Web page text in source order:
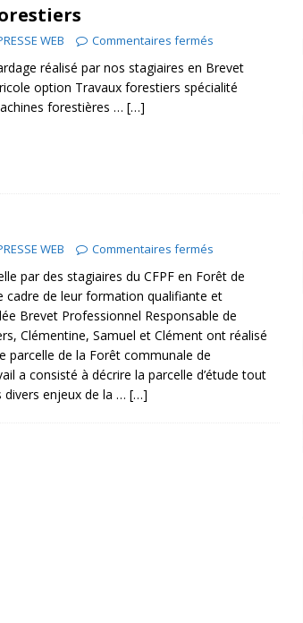
WEB Commentaires fermés
réalisé par nos stagiaires en Brevet
option Travaux forestiers spécialité
forestières … […]
WEB Commentaires fermés
par des stagiaires du CFPF en Forêt de
cadre de leur formation qualifiante et
Brevet Professionnel Responsable de
Clémentine, Samuel et Clément ont réalisé
parcelle de la Forêt communale de
a consisté à décrire la parcelle d’étude tout
divers enjeux de la … […]